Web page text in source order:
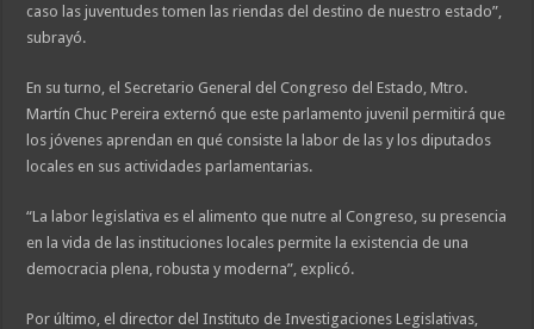
caso las juventudes tomen las riendas del destino de nuestro estado”,
subrayó.
En su turno, el Secretario General del Congreso del Estado, Mtro.
Martín Chuc Pereira externó que este parlamento juvenil permitirá que
los jóvenes aprendan en qué consiste la labor de las y los diputados
locales en sus actividades parlamentarias.
“La labor legislativa es el alimento que nutre al Congreso, su presencia
en la vida de las instituciones locales permite la existencia de una
democracia plena, robusta y moderna”, explicó.
Por último, el director del Instituto de Investigaciones Legislativas,